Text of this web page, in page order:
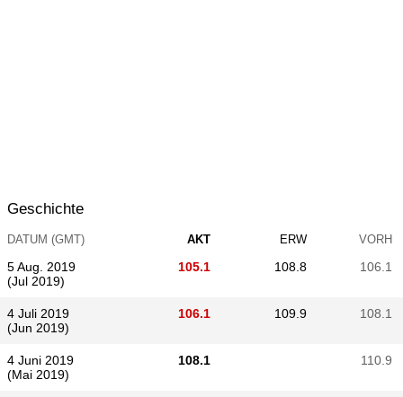
Geschichte
DATUM (GMT) AKT ERW VORH
5 Aug. 2019
(Jul 2019)
105.1 108.8 106.1
4 Juli 2019
(Jun 2019)
106.1 109.9 108.1
4 Juni 2019
(Mai 2019)
108.1 110.9